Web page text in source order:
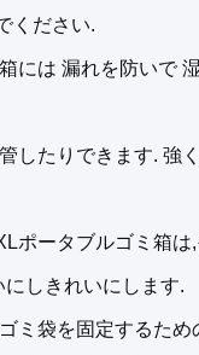
ください.
には 漏れを防いで
したりできます. 強
ポータブルゴミ箱
しきれいにします.
ミ袋を固定するた